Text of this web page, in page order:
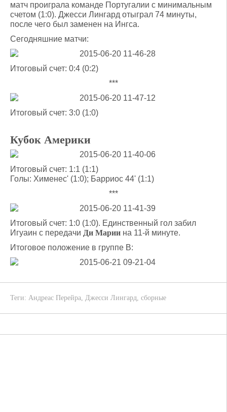
матч проиграла команде Португалии с минимальным
счетом (1:0). Джесси Лингард отыграл 74 минуты,
после чего был заменен на Ингса.
Сегодняшние матчи:
Итоговый счет: 0:4 (0:2)
***
Итоговый счет: 3:0 (1:0)
Кубок Америки
Итоговый счет: 1:1 (1:1)
Голы: Хименес' (1:0); Барриос 44' (1:1)
***
Итоговый счет: 1:0 (1:0). Единственный гол забил
Игуаин с передачи Ди Марии на 11-й минуте.
Итоговое положение в группе B:
Теги: Андреас Перейра, Джесси Лингард, сборные